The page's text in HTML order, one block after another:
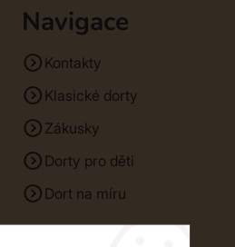
Navigace
Kontakty
Klasické dorty
Zákusky
Dorty pro děti
Dort na míru